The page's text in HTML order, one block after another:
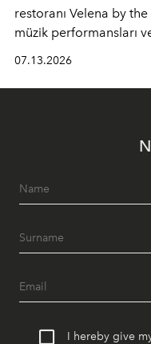
restoranı Velena by the
müzik performansları
devam ediyor.
07.13.2026
I hereby give